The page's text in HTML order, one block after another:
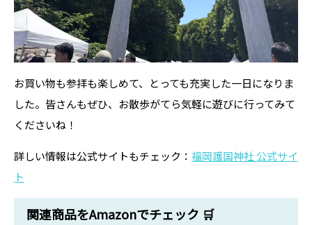
お買い物も参拝も楽しめて、とっても充実した一日になりま
した。皆さんもぜひ、お散歩がてら気軽に遊びに行ってみて
くださいね！
詳しい情報は公式サイトもチェック： 福岡護国神社 公式サイ
ト
関連商品をAmazonでチェック 🛒